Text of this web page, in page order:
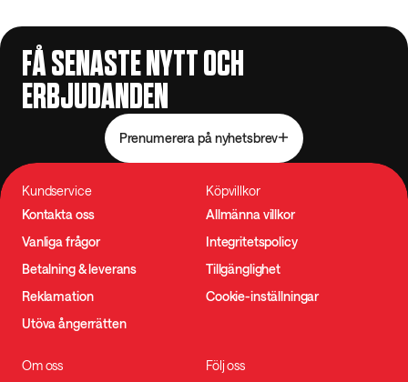
FÅ SENASTE NYTT OCH
ERBJUDANDEN
Prenumerera på nyhetsbrev
Kundservice
Kontakta oss
Vanliga frågor
Betalning & leverans
Reklamation
Utöva ångerrätten
Köpvillkor
Allmänna villkor
Integritetspolicy
Tillgänglighet
Cookie-inställningar
Om oss
Följ oss